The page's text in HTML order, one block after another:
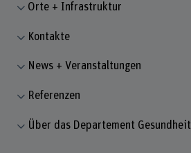
Orte + Infrastruktur
Kontakte
News + Veranstaltungen
Referenzen
Über das Departement Gesundheit